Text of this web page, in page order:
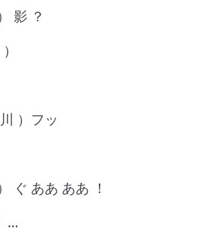
影 ？
）フッ
ぐ ああ ああ ！
…